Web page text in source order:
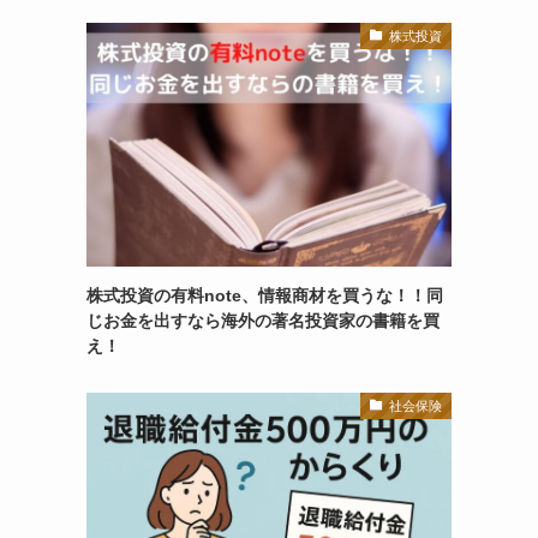
株式投資
株式投資の有料note、情報商材を買うな！！同
じお金を出すなら海外の著名投資家の書籍を買
え！
社会保険